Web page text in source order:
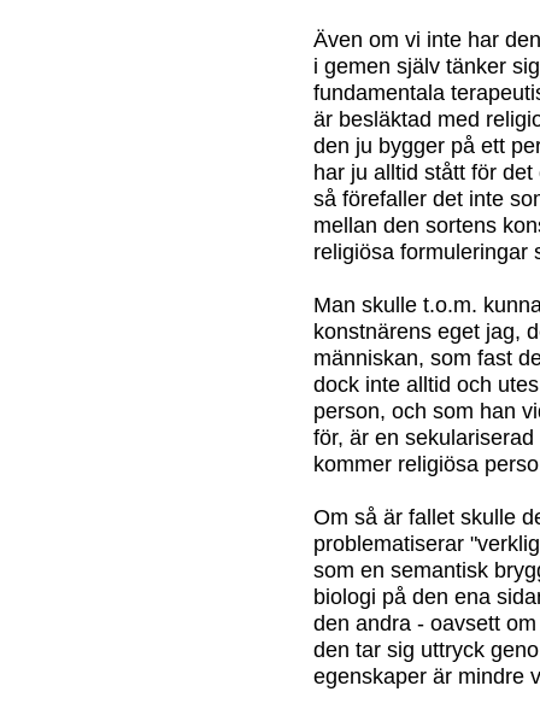
Även om vi inte har
i gemen själv tänker
fundamentala
är besläktad med
den ju bygger på ett
har ju alltid stått för
så förefaller det inte
mellan den sortens
religiösa formuleringar
Man skulle t.o.m.
konstnärens eget jag,
människan, som fast
dock inte alltid och
person, och som han
för, är en
kommer religiösa
Om så är fallet skulle
problematiserar
som en semantisk
biologi på den ena
den andra - oavsett
den tar sig uttryck
egenskaper är mindre